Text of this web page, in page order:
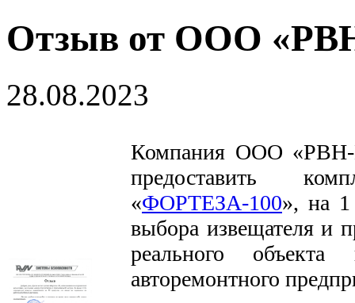
Отзыв от ООО
28.08.2023
Компания ООО «РВН-
предоставить
«ФОРТЕЗА-100», на 1
выбора извещателя и
реального
авторемонтного